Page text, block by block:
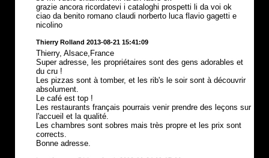
grazie ancora ricordatevi i cataloghi prospetti li da voi ok
ciao da benito romano claudi norberto luca flavio gagetti e
nicolino
Thierry Rolland 2013-08-21 15:41:09
Thierry, Alsace,France
Super adresse, les propriétaires sont des gens adorables et
du cru !
Les pizzas sont à tomber, et les rib's le soir sont à découvrir
absolument.
Le café est top !
Les restaurants français pourrais venir prendre des leçons sur
l'accueil et la qualité.
Les chambres sont sobres mais très propre et les prix sont
corrects.
Bonne adresse.